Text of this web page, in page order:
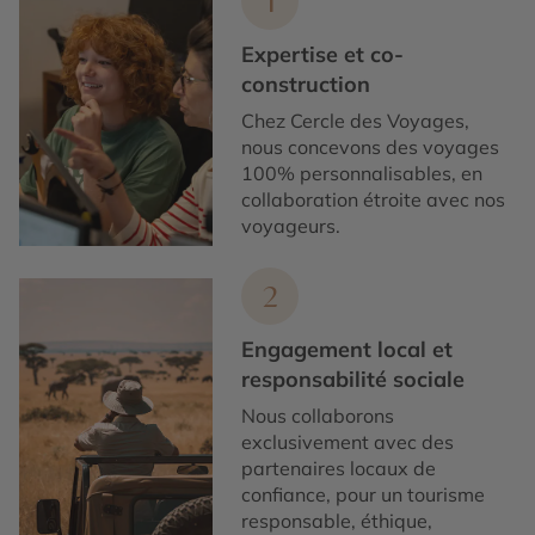
Expertise et co-
construction
Chez Cercle des Voyages,
nous concevons des voyages
100% personnalisables, en
collaboration étroite avec nos
voyageurs.
2
Engagement local et
responsabilité sociale
Nous collaborons
exclusivement avec des
partenaires locaux de
confiance, pour un tourisme
responsable, éthique,